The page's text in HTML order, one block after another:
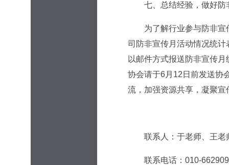
七、总结经验，做好防
为了解行业参与防非宣传
司防非宣传月活动情况统
以邮件方式报送防非宣传
协会请于6月12日前发送协
流，加强资源共享，凝聚宣
联系人：于老师、王老
联系电话：010-